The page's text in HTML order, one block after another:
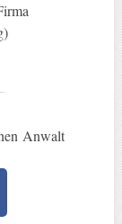
Anwalt